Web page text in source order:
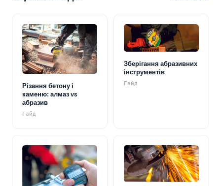
Різання бетону і
каменю: алмаз vs
абразив
Гайд
Зберігання абразивних
інструментів
Гайд